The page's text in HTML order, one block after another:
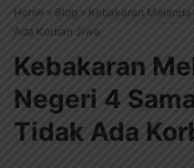
Home » Blog » Kebakaran
Ada Korban Jiwa
Kebakaran
Negeri 4
Tidak Ada